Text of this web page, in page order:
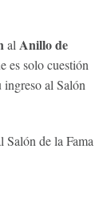
al Anillo de
es solo cuestión
ingreso al Salón
Salón de la Fama